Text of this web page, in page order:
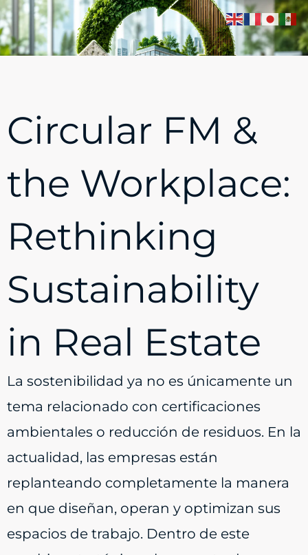
Circular FM &
the Workplace:
Rethinking
Sustainability
in Real Estate
La sostenibilidad ya no es únicamente un
tema relacionado con certificaciones
ambientales o reducción de residuos. En la
actualidad, las empresas están
replanteando completamente la manera
en que diseñan, operan y optimizan sus
espacios de trabajo. Dentro de este